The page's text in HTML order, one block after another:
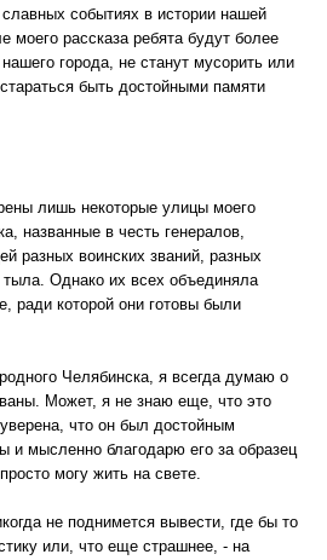
событиях в истории нашей
моего рассказа ребята будут более
города, не станут мусорить или
быть достойными памяти
лишь некоторые улицы моего
названные в честь генералов,
разных воинских званий, разных
тыла. Однако их всех объединяла
ради которой они готовы были
Челябинска, я всегда думаю о
Может, я не знаю еще, что это
что он был достойным
и мысленно благодарю его за образец
могу жить на свете.
не поднимется вывести, где бы то
или, что еще страшнее, - на